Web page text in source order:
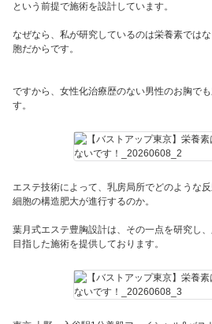
という前提で施術を設計しています。
なぜなら、私が研究しているのは栄養素では
胞だからです。
ですから、女性化治療歴のない男性のお胸で
す。
エステ技術によって、乳房局所でどのような
細胞の構造肥大が進行するのか。
葉月式エステ豊胸設計は、その一点を研究し
目指した施術を提供しております。